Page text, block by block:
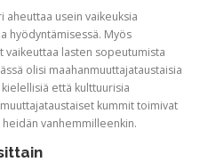
usein vaikeuksia
hyödyntämisessä. Myös
vaikeuttaa lasten sopeutumista
olisi maahanmuuttajataustaisia
että kulttuurisia
kummit toimivat
vanhemmilleenkin.